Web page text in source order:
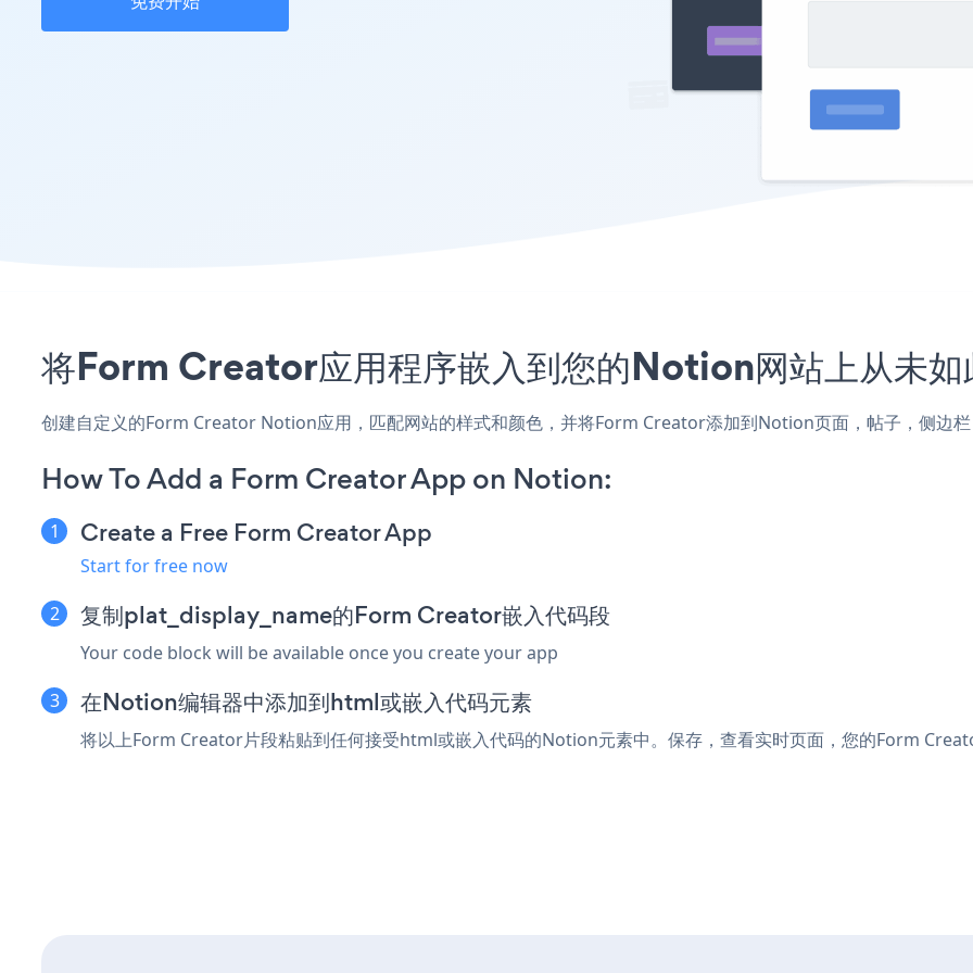
将Form Creator应用程序嵌入到您的Notion网站上从未如
创建自定义的Form Creator Notion应用，匹配网站的样式和颜色，并将Form Creator添加到Notion页面，帖子，侧边栏
How To Add a Form Creator App on Notion:
Create a Free Form Creator App
Start for free now
复制plat_display_name的Form Creator嵌入代码段
Your code block will be available once you create your app
在Notion编辑器中添加到html或嵌入代码元素
将以上Form Creator片段粘贴到任何接受html或嵌入代码的Notion元素中。保存，查看实时页面，您的Form